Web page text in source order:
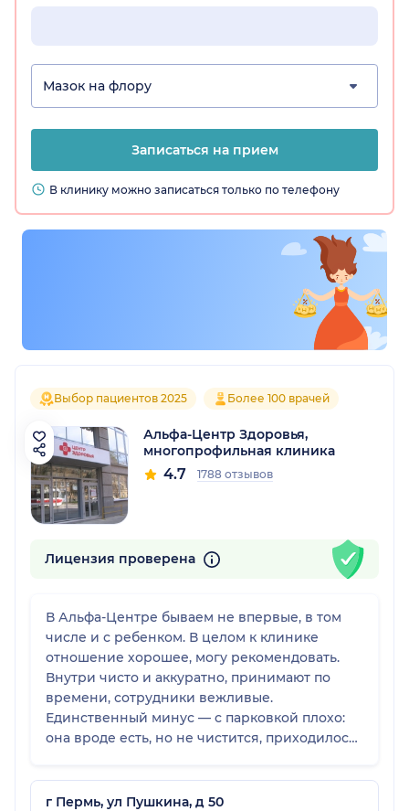
Мазок на флору
Записаться на прием
В клинику можно записаться только по телефону
Выбор пациентов 2025 Более 100 врачей
Альфа-Центр Здоровья,
многопрофильная клиника
4.7 1788 отзывов
Лицензия проверена
В Альфа-Центре бываем не впервые, в том
числе и с ребенком. В целом к клинике
отношение хорошее, могу рекомендовать.
Внутри чисто и аккуратно, принимают по
времени, сотрудники вежливые.
Единственный минус — с парковкой плохо:
она вроде есть, но не чистится, приходилось
г Пермь, ул Пушкина, д 50